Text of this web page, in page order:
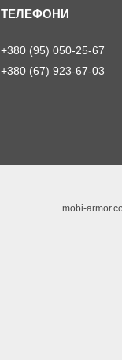
+380 (95) 050-25-67
+380 (67) 923-67-03